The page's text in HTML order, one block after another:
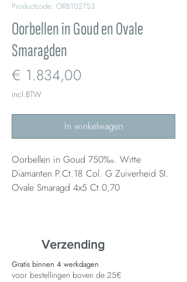
Productcode: ORB1027S3
Oorbellen in Goud en Ovale
Smaragden
€ 1.834,00
incl.BTW
In winkelwagen
Oorbellen in Goud 750‰. Witte
Diamanten P.Ct.18 Col. G Zuiverheid SI.
Ovale Smaragd 4x5 Ct.0,70
Verzending
Gratis binnen 4 werkdagen
voor bestellingen boven de 25€